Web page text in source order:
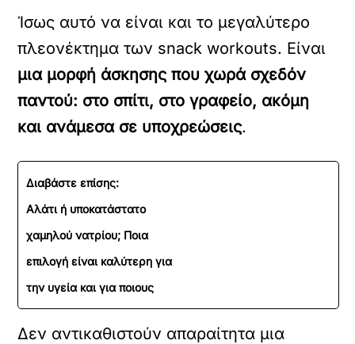
Ίσως αυτό να είναι και το μεγαλύτερο
πλεονέκτημα των snack workouts. Είναι
μια μορφή άσκησης που χωρά σχεδόν
παντού: στο σπίτι, στο γραφείο, ακόμη
και ανάμεσα σε υποχρεώσεις.
Διαβάστε επίσης:
Αλάτι ή υποκατάστατο
χαμηλού νατρίου; Ποια
επιλογή είναι καλύτερη για
την υγεία και για ποιους
Δεν αντικαθιστούν απαραίτητα μια